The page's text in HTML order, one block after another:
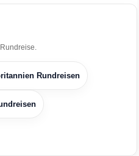
Rundreisen